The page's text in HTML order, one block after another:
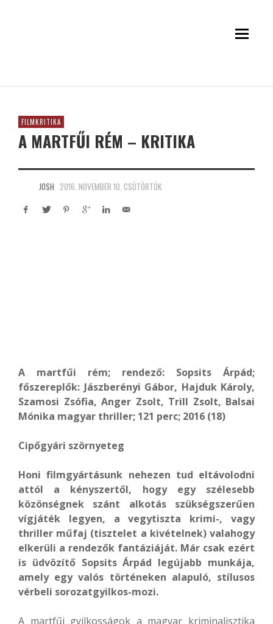
FILMKRITIKA
A MARTFŰI RÉM – KRITIKA
JOSH 2016. NOVEMBER 10. CSÜTÖRTÖK
A martfűi rém; rendező: Sopsits Árpád;
főszereplők: Jászberényi Gábor, Hajduk Károly,
Szamosi Zsófia, Anger Zsolt, Trill Zsolt, Balsai
Mónika magyar thriller; 121 perc; 2016 (18)
Cipőgyári szörnyeteg
Honi filmgyártásunk nehezen tud eltávolodni
attól a kényszertől, hogy egy szélesebb
közönségnek szánt alkotás szükségszerűen
vígjáték legyen, a vegytiszta krimi-, vagy
thriller műfaj (tisztelet a kivételnek) valahogy
elkerüli a rendezők fantáziáját. Már csak ezért
is üdvözítő Sopsits Árpád legújabb munkája,
amely egy valós történeken alapuló, stílusos
vérbeli sorozatgyilkos-mozi.
A martfűi gyilkosságok a magyar kriminalisztika